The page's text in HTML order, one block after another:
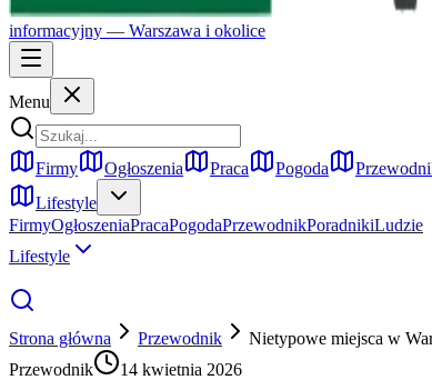
informacyjny — Warszawa i okolice
Menu
Firmy Ogłoszenia Praca Pogoda
Lifestyle
FirmyOgłoszeniaPracaPogodaPrzewodnikPoradnikiLudzie
Lifestyle
Strona główna Przewodnik
Nietypowe miejsca w
Przewodnik
14 kwietnia 2026